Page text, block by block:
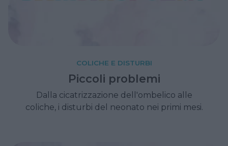
COLICHE E DISTURBI
Piccoli problemi
Dalla cicatrizzazione dell'ombelico alle
coliche, i disturbi del neonato nei primi mesi.